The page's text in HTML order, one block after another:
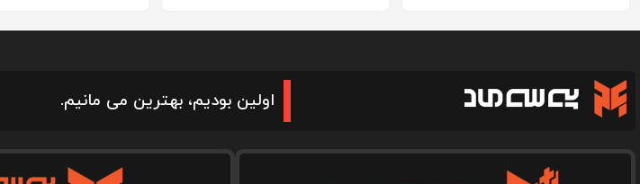
اولین بودیم، بهترین می مانیم.